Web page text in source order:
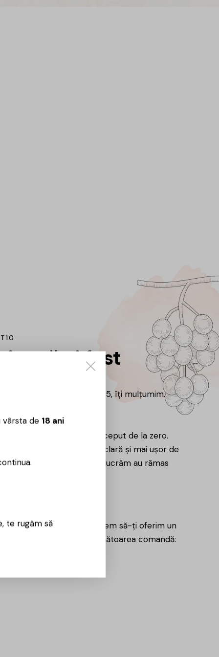
că ai fost
de la noi când eram No.145, îți mulțumim.
nu înseamnă un nou început de la zero.
doar într-o formă mai clară și mai ușor de
selecția și modul în care lucrăm au rămas
mulțumire
din acest parcurs, vrem să-ți oferim un
care îl poți folosi la următoarea comandă:
de 18 ani
te rugăm să